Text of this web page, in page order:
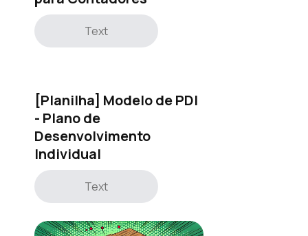
Text
[Planilha] Modelo de PDI
- Plano de
Desenvolvimento
Individual
Text